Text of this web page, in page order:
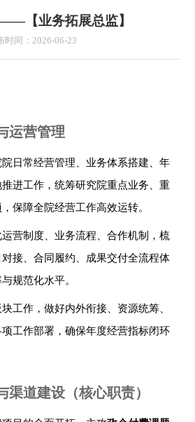
【业务拓展总监】
时间：2026-06-23
运营管理
日常经营管理、业务体系搭建、年
进工作，统筹研究院重点业务、重
保障全院经营工作高效运转。
营制度、业务流程、合作机制，梳
接、合同履约、成果交付全流程体
规范化水平。
工作，做好内外衔接、资源统筹、
工作部署，确保年度经营指标闭环
渠道建设（核心职责）